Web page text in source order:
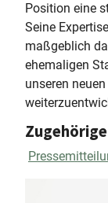
Position eine
Seine
maßgeblich
ehemaligen
unseren